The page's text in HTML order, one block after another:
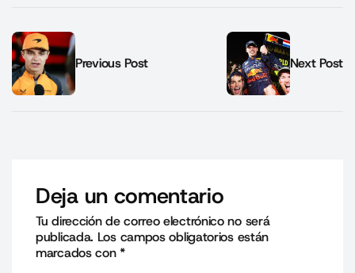
Previous Post Next Post
Deja un comentario
Tu dirección de correo electrónico no será
publicada. Los campos obligatorios están
marcados con*